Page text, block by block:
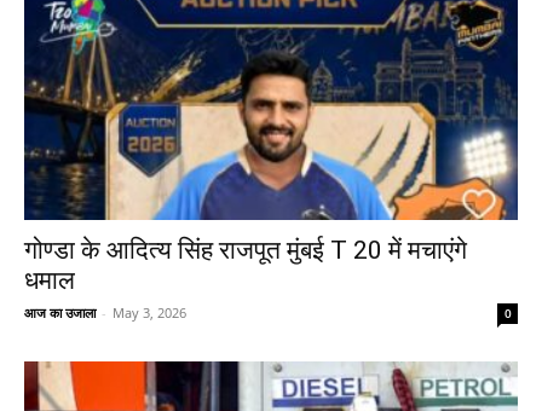
गोण्डा के आदित्य सिंह राजपूत मुंबई T 20 में मचाएंगे
धमाल
आज का उजाला - May 3, 2026 0